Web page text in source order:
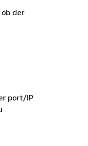
der
port/IP